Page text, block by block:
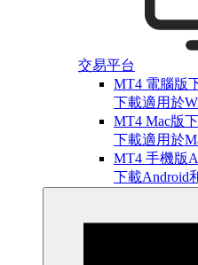
交易平台
MT4 電腦版
下載適用於
MT4 Mac版
下載適用於
MT4 手機版
下載Android